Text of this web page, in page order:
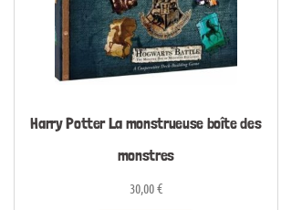
Harry Potter La monstrueuse boîte des
monstres
30,00€